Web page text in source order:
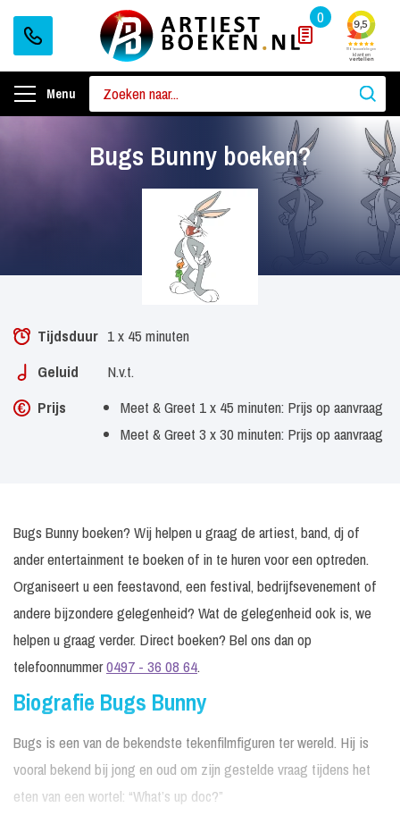
0
Menu
Bugs Bunny boeken?
Tijdsduur 1 x 45 minuten
Geluid
N.v.t.
Prijs
Meet & Greet 1 x 45 minuten: Prijs op aanvraag
Meet & Greet 3 x 30 minuten: Prijs op aanvraag
Bugs Bunny boeken? Wij helpen u graag de artiest, band, dj of
ander entertainment te boeken of in te huren voor een optreden.
Organiseert u een feestavond, een festival, bedrijfsevenement of
andere bijzondere gelegenheid? Wat de gelegenheid ook is, we
helpen u graag verder. Direct boeken? Bel ons dan op
telefoonnummer0497 - 36 08 64.
Biografie Bugs Bunny
Bugs is een van de bekendste tekenfilmfiguren ter wereld. Hij is
vooral bekend bij jong en oud om zijn gestelde vraag tijdens het
eten van een wortel: “What’s up doc?”